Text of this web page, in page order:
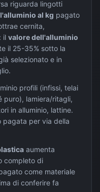
riguarda lingotti
al kg pagato
cernita,
il valore dell'alluminio
il 25-35% sotto la
selezionato e in
profili (infissi, telai
lamiera/ritagli,
in alluminio, lattine.
pagata per via della
aumenta
completo di
come materiale
di conferire fa